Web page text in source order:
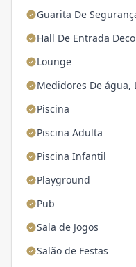
Guarita De
Hall De Entrada
Lounge
Medidores De água,
Piscina
Piscina Adulta
Piscina Infantil
Playground
Pub
Sala de Jogos
Salão de Festas